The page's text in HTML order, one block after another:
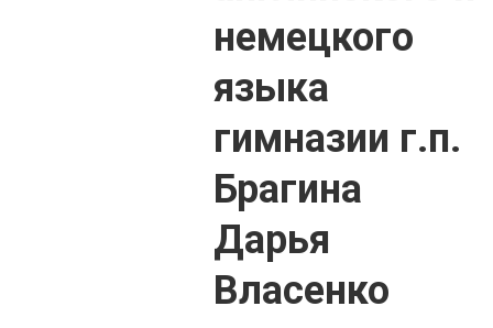
немецкого
языка
гимназии г.п.
Брагина
Дарья
Власенко